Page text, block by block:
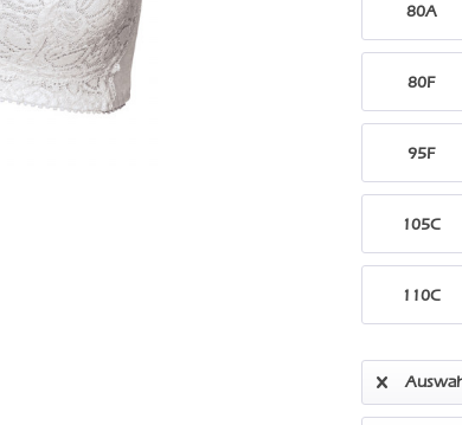
80A
80F
95F
105C
110C